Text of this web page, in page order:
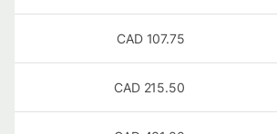
107.75
CAD
215.50
CAD